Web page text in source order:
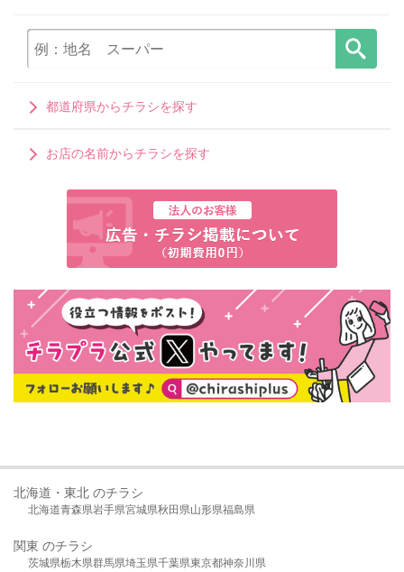
都道府県からチラシを探す
お店の名前からチラシを探す
北海道・東北 のチラシ
北海道青森県岩手県宮城県秋田県山形県福島県
関東 のチラシ
茨城県栃木県群馬県埼玉県千葉県東京都神奈川県